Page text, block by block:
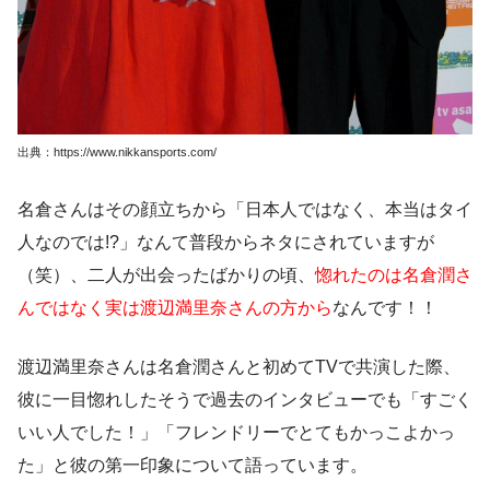
出典：https://www.nikkansports.com/
名倉さんはその顔立ちから「日本人ではなく、本当はタイ
人なのでは!?」なんて普段からネタにされていますが
（笑）、二人が出会ったばかりの頃、惚れたのは名倉潤さ
んではなく実は渡辺満里奈さんの方からなんです！！
渡辺満里奈さんは名倉潤さんと初めてTVで共演した際、
彼に一目惚れしたそうで過去のインタビューでも「すごく
いい人でした！」「フレンドリーでとてもかっこよかっ
た」と彼の第一印象について語っています。